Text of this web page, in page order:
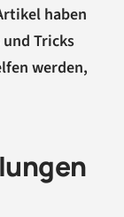
haben
Tricks
werden,